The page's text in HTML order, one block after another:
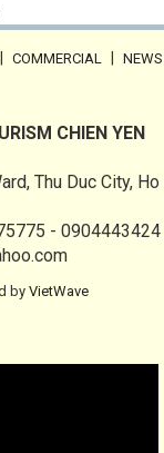
COMMERCIAL NEWS
CHIEN YEN
Thu Duc City, Ho
- 0904443424
byVietWave